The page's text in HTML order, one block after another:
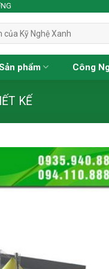
phẩm Công
KẾ